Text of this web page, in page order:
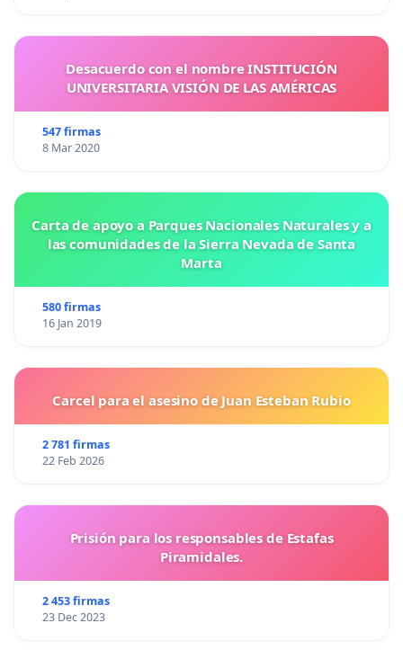
Desacuerdo con el nombre INSTITUCIÓN
UNIVERSITARIA VISIÓN DE LAS AMÉRICAS
547 firmas
8 Mar 2020
Carta de apoyo a Parques Nacionales Naturales y a
las comunidades de la Sierra Nevada de Santa
Marta
580 firmas
16 Jan 2019
Carcel para el asesino de Juan Esteban Rubio
2 781 firmas
22 Feb 2026
Prisión para los responsables de Estafas
Piramidales.
2 453 firmas
23 Dec 2023